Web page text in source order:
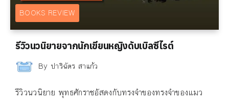
BOOKS REVIEW
รีวิวนวนิยายจากนักเขียนหญิงดับเบิลซีไรต์
By ปาริฉัตร สาแก้ว
รีวิวนวนิยาย พุทธศักราชอัสดงกับทรงจำของทรงจำของแมว